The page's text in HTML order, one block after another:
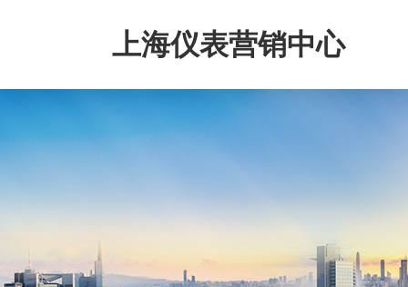
上海仪表营销中心